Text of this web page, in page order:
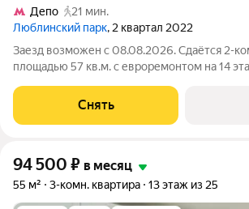
Депо
21 мин.
Люблинский парк, 2 квартал 2022
Заезд возможен с 08.08.2026. Сдаётся 2-
площадью 57 кв.м. с евроремонтом на 14
Духовой шкаф Стиральная машина Холодильник
Посудомоечная машина
Снять
94 500 ₽ в месяц
55 м² 3-комн. квартира 13 этаж из 25